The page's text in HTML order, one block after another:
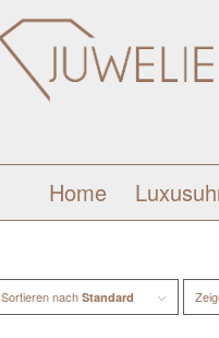
Home
Sortieren nachStandard